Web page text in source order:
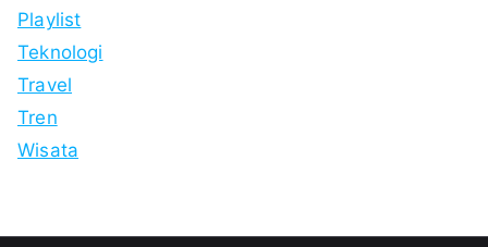
Playlist
Teknologi
Travel
Tren
Wisata